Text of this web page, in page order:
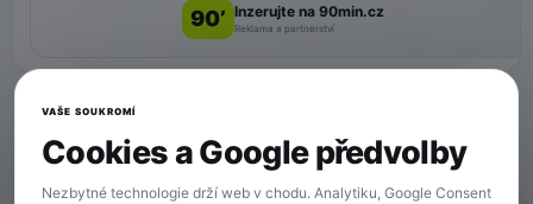
90’ Inzerujte na 90min.cz
Reklama a partnerství
VAŠE SOUKROMÍ
Cookies a Google předvolby
Nezbytné technologie drží web v chodu. Analytiku, Google Consent